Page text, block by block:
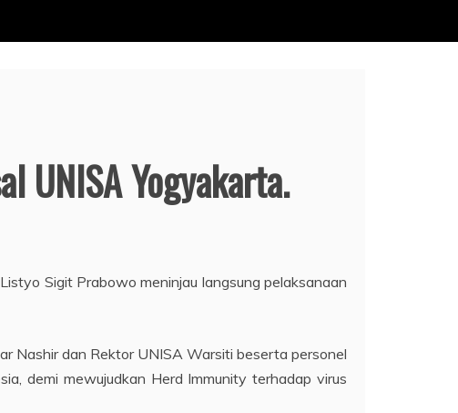
UNISA Yogyakarta.
Sigit Prabowo meninjau langsung pelaksanaan
Nashir dan Rektor UNISA Warsiti beserta personel
demi mewujudkan Herd Immunity terhadap virus